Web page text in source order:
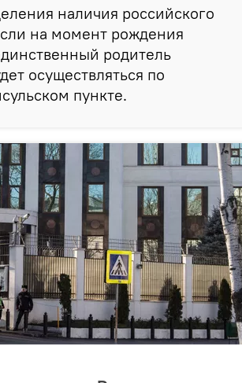
наличия российского
на момент рождения
родитель
осуществляться по
пункте.